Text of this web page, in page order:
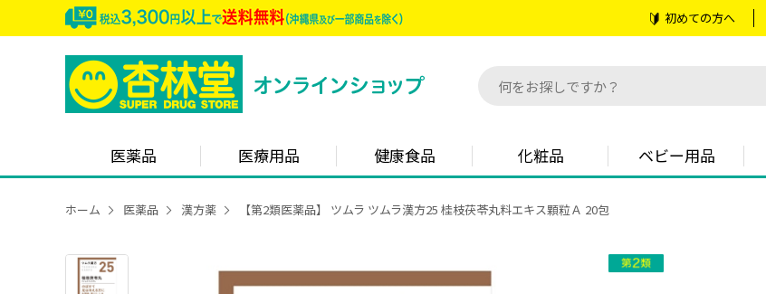
初めての方へ
医薬品 医療用品 健康食品 化粧品 ベビー用品
ホーム 医薬品 漢方薬 【第2類医薬品】 ツムラ ツムラ漢方25 桂枝茯苓丸料エキス顆粒Ａ 20包